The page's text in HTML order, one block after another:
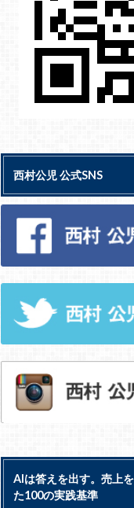
西村公児 公式SNS
AIは答えを出す。売上
た100の実践基準